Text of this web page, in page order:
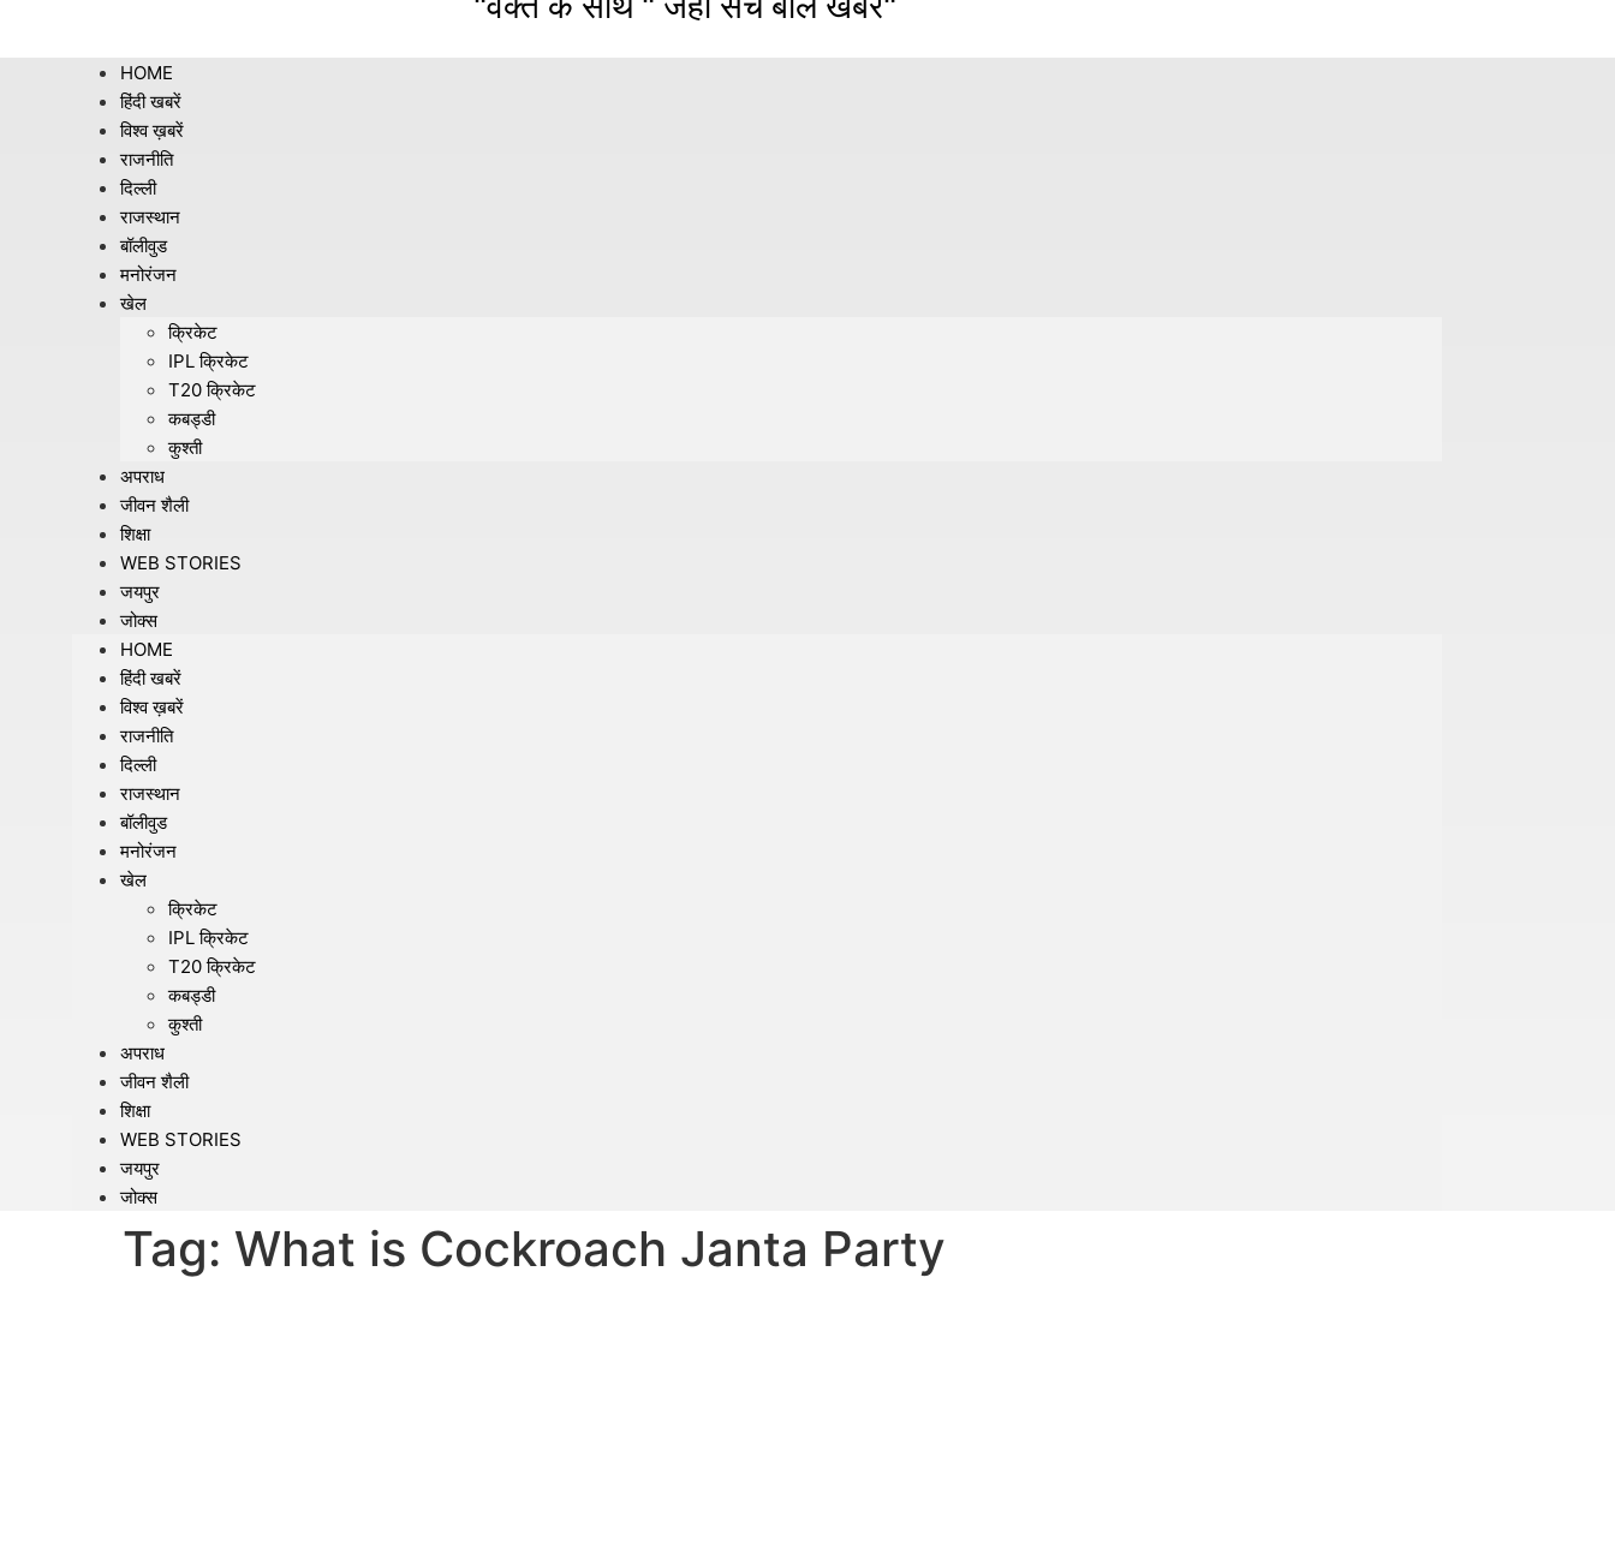
HOME
हिंदी खबरें
विश्व ख़बरें
राजनीति
दिल्ली
राजस्थान
बॉलीवुड
मनोरंजन
खेल
क्रिकेट
IPL क्रिकेट
T20 क्रिकेट
कबड्डी
कुश्ती
अपराध
जीवन शैली
शिक्षा
WEB STORIES
जयपुर
जोक्स
HOME
हिंदी खबरें
विश्व ख़बरें
राजनीति
दिल्ली
राजस्थान
बॉलीवुड
मनोरंजन
खेल
क्रिकेट
IPL क्रिकेट
T20 क्रिकेट
कबड्डी
कुश्ती
अपराध
जीवन शैली
शिक्षा
WEB STORIES
जयपुर
जोक्स
Tag: What is Cockroach Janta Party